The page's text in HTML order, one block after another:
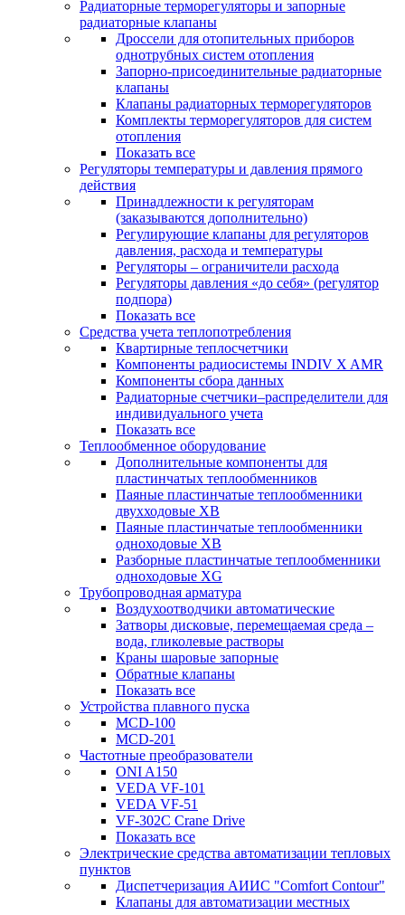
Радиаторные терморегуляторы и запорные
радиаторные клапаны
Дроссели для отопительных приборов
однотрубных систем отопления
Запорно-присоединительные радиаторные
клапаны
Клапаны радиаторных терморегуляторов
Комплекты терморегуляторов для систем
отопления
Показать все
Регуляторы температуры и давления прямого
действия
Принадлежности к регуляторам
(заказываются дополнительно)
Регулирующие клапаны для регуляторов
давления, расхода и температуры
Регуляторы – ограничители расхода
Регуляторы давления «до себя» (регулятор
подпора)
Показать все
Средства учета теплопотребления
Квартирные теплосчетчики
Компоненты радиосистемы INDIV X AMR
Компоненты сбора данных
Радиаторные счетчики–распределители для
индивидуального учета
Показать все
Теплообменное оборудование
Дополнительные компоненты для
пластинчатых теплообменников
Паяные пластинчатые теплообменники
двухходовые XB
Паяные пластинчатые теплообменники
одноходовые ХВ
Разборные пластинчатые теплообменники
одноходовые ХG
Трубопроводная арматура
Воздухоотводчики автоматические
Затворы дисковые, перемещаемая среда –
вода, гликолевые растворы
Краны шаровые запорные
Обратные клапаны
Показать все
Устройства плавного пуска
MCD-100
MCD-201
Частотные преобразователи
ONI A150
VEDA VF-101
VEDA VF-51
VF-302C Crane Drive
Показать все
Электрические средства автоматизации тепловых
пунктов
Диспетчеризация АИИС "Comfort Contour"
Клапаны для автоматизации местных